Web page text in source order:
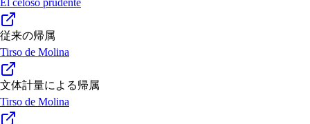
El celoso prudente
従来の帰属
Tirso de Molina
文体計量による帰属
Tirso de Molina